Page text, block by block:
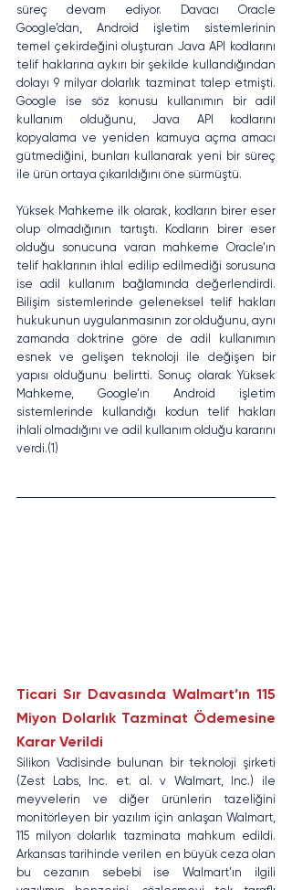
süreç devam ediyor. Davacı Oracle
Google’dan, Android işletim sistemlerinin
temel çekirdeğini oluşturan Java API kodlarını
telif haklarına aykırı bir şekilde kullandığından
dolayı 9 milyar dolarlık tazminat talep etmişti.
Google ise söz konusu kullanımın bir adil
kullanım olduğunu, Java API kodlarını
kopyalama ve yeniden kamuya açma amacı
gütmediğini, bunları kullanarak yeni bir süreç
ile ürün ortaya çıkarıldığını öne sürmüştü.
Yüksek Mahkeme ilk olarak, kodların birer eser
olup olmadığının tartıştı. Kodların birer eser
olduğu sonucuna varan mahkeme Oracle’ın
telif haklarının ihlal edilip edilmediği sorusuna
ise adil kullanım bağlamında değerlendirdi.
Bilişim sistemlerinde geleneksel telif hakları
hukukunun uygulanmasının zor olduğunu, aynı
zamanda doktrine göre de adil kullanımın
esnek ve gelişen teknoloji ile değişen bir
yapısı olduğunu belirtti. Sonuç olarak Yüksek
Mahkeme, Google’ın Android işletim
sistemlerinde kullandığı kodun telif hakları
ihlali olmadığını ve adil kullanım olduğu kararını
verdi.(1)
Ticari Sır Davasında Walmart’ın 115
Miyon Dolarlık Tazminat Ödemesine
Karar Verildi
Silikon Vadisinde bulunan bir teknoloji şirketi
(Zest Labs, Inc. et. al. v Walmart, Inc.) ile
meyvelerin ve diğer ürünlerin tazeliğini
monitörleyen bir yazılım için anlaşan Walmart,
115 milyon dolarlık tazminata mahkum edildi.
Arkansas tarihinde verilen en büyük ceza olan
bu cezanın sebebi ise Walmart’ın ilgili